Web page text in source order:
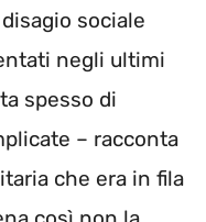
sociale
negli ultimi
spesso di
– racconta
che era in fila